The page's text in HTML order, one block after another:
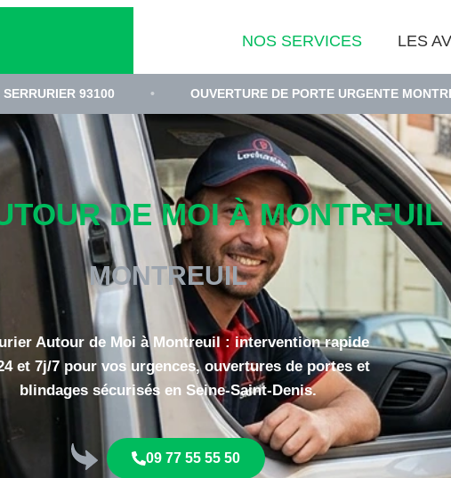
NOS SERVICES LES
• OUVERTURE DE PORTE URGENTE MONTREUIL •
DE MOI À MONTREUIL
MONTREUIL
Autour de Moi à Montreuil : intervention rapide
et 7j/7 pour vos urgences, ouvertures de portes et
blindages sécurisés en Seine-Saint-Denis.
09 77 55 55 50